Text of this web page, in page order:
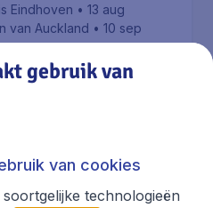
Eindhoven • 13 aug
van Auckland • 10 sep
excl € 29,90 boekingskosten.
gebruik van
van cookies
technologieën